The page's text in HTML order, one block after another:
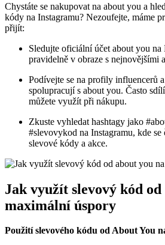
Chystáte se nakupovat na about you a
kódy na Instagramu? Nezoufejte, máme
přijít:
Sledujte oficiální účet about you na
pravidelně v obraze s nejnovějšími
Podívejte se na profily influencerů
spolupracují s about you. Často
můžete využít při nákupu.
Zkuste vyhledat hashtagy jako
#slevovykod na Instagramu, kde
slevové kódy a akce.
Jak využít slevový kód od
maximální úspory
Použití slevového kódu od About You